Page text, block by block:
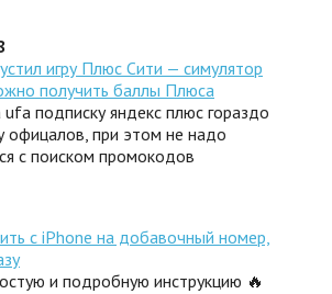
игру Плюс Сити — симулятор
получить баллы Плюса
ufa подписку яндекс плюс гораздо
офицалов, при этом не надо
с поиском промокодов
с iPhone на добавочный номер,
и подробную инструкцию 🔥